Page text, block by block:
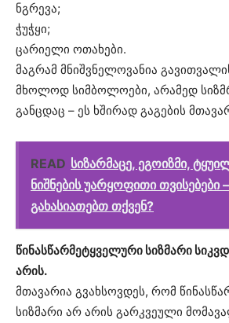
ნგრევა;
ჭუჭყი;
ცარიელი ოთახები.
მაგრამ მნიშვნელოვანია
მხოლოდ სიმბოლოები, არამედ
განცდაც – ეს ხშირად გაგების
READ სიზარმაცე, ეგოიზმი,
ნიშნების უარყოფითი
გახასიათებთ თქვენ?
წინასწარმეტყველური სიზმარი
არის.
მთავარია გვახსოვდეს, რომ
სიზმარი არ არის გარკვეული